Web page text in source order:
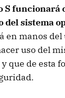
S funcionará
del sistema
en manos
uso del
que de esta